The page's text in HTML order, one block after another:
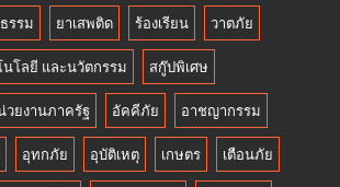
รรม ยาเสพติด ร้องเรียน วาตภัย
โลยี และนวัตกรรม สกู๊ปพิเศษ
วยงานภาครัฐ อัคคีภัย อาชญากรรม
อุทกภัย อุบัติเหตุ เกษตร เตือนภัย